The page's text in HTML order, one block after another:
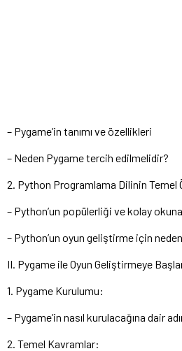
– Pygame’in tanımı ve özellikleri
– Neden Pygame tercih edilmelidir?
2. Python Programlama Dilinin Temel
– Python’un popülerliği ve kolay
– Python’un oyun geliştirme için
II. Pygame ile Oyun Geliştirmeye
1. Pygame Kurulumu:
– Pygame’in nasıl kurulacağına dair
2. Temel Kavramlar: